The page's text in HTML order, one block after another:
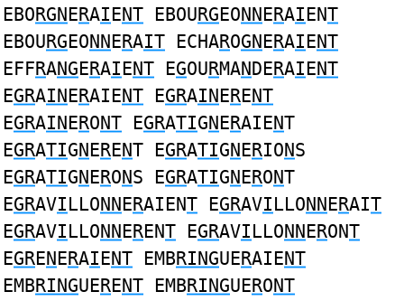
EBORGNERAIENT EBOURGEONNERAIENT
EBOURGEONNERAIT ECHAROGNERAIENT
EFFRANGERAIENT EGOURMANDERAIENT
EGRAINERAIENT EGRAINERENT
EGRAINERONT EGRATIGNERAIENT
EGRATIGNERENT EGRATIGNERIONS
EGRATIGNERONS EGRATIGNERONT
EGRAVILLONNERAIENT EGRAVILLONNERAIT
EGRAVILLONNERENT EGRAVILLONNERONT
EGRENERAIENT EMBRINGUERAIENT
EMBRINGUERENT EMBRINGUERONT